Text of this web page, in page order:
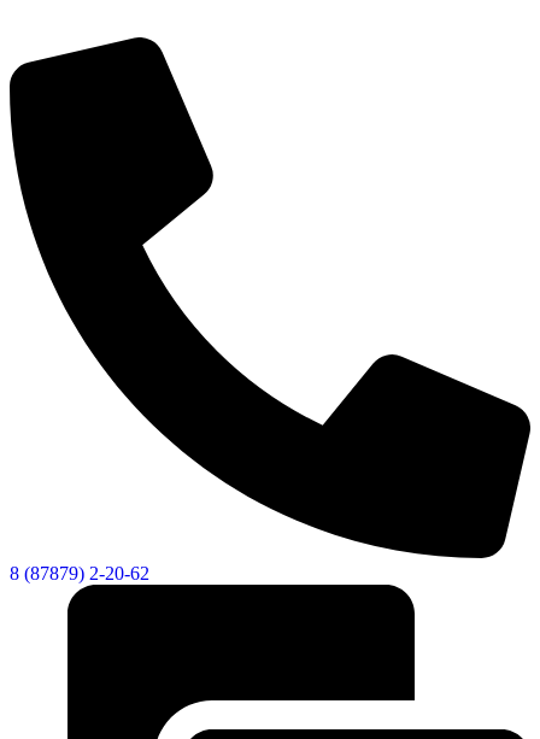
8 (87879) 2-20-62